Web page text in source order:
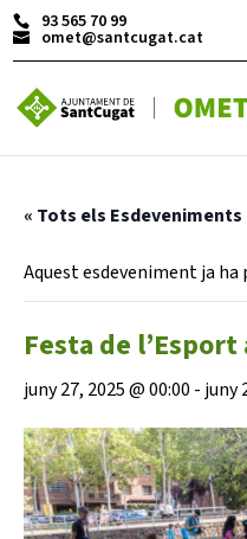
93 565 70 99
omet@santcugat.cat
« Tots els Esdeveniments
Aquest esdeveniment ja ha
Festa de
juny 27, 2025 @ 00:00 - juny
MÓN
ALBERG